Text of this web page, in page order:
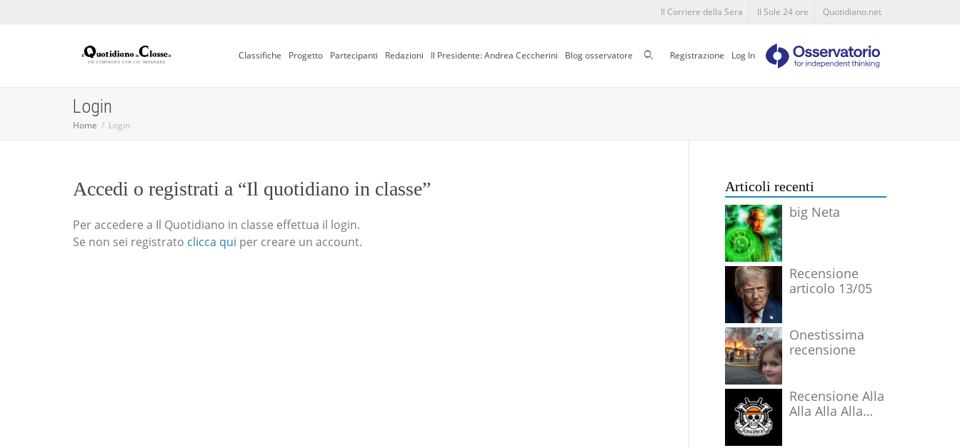
Il Corriere della Sera Il Sole 24 ore Quotidiano.net
Classifiche Progetto Partecipanti Redazioni Il Presidente: Andrea Ceccherini Blog osservatore CercaRegistrazione Log In
Login
Home Login
Accedi o registrati a “Il quotidiano in classe”
Per accedere a Il Quotidiano in classe effettua il login.
Se non sei registrato clicca qui per creare un account.
Articoli recenti
big Neta
Recensione
articolo 13/05
Onestissima
recensione
Recensione Alla
Alla Alla Alla